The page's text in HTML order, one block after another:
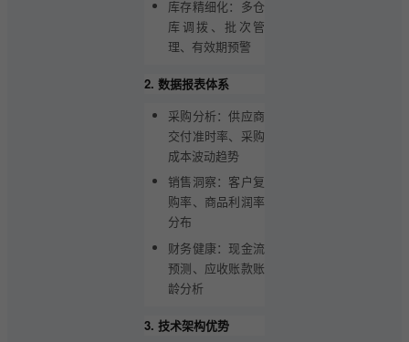
库存精细化：多仓
库调拨、批次管
理、有效期预警
2. 数据报表体系
采购分析：供应商
交付准时率、采购
成本波动趋势
销售洞察：客户复
购率、商品利润率
分布
财务健康：现金流
预测、应收账款账
龄分析
3. 技术架构优势